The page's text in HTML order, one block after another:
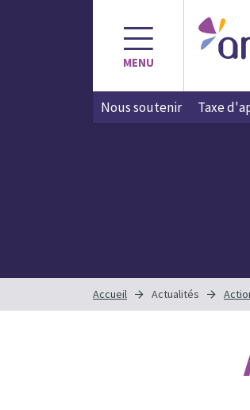
MENU
Nous soutenir Taxe
Accueil Actualités